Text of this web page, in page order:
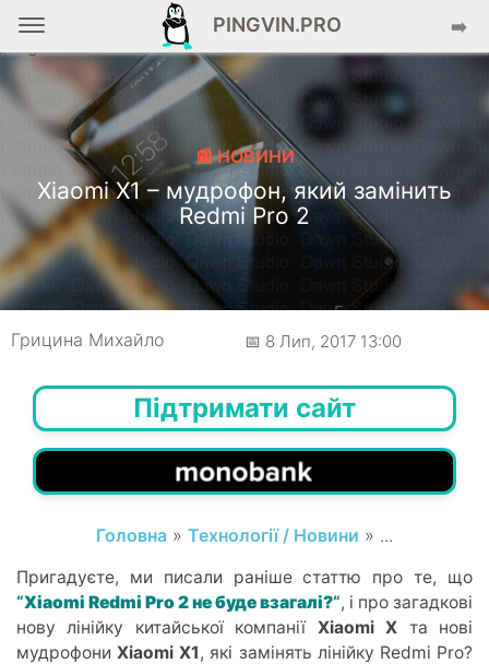
PINGVIN.PRO ➡️
📰 НОВИНИ
Xiaomi X1 – мудрофон, який замінить
Redmi Pro 2
Грицина Михайло 📅 8 Лип, 2017 13:00
Підтримати сайт
Головна » Технології / Новини » ...
Пригадуєте, ми писали раніше статтю про те, що
“Xiaomi Redmi Pro 2 не буде взагалі?“, і про загадкові
нову лінійку китайської компанії Xiaomi X та нові
мудрофониXiaomi X1, які замінять лінійку Redmi Pro?